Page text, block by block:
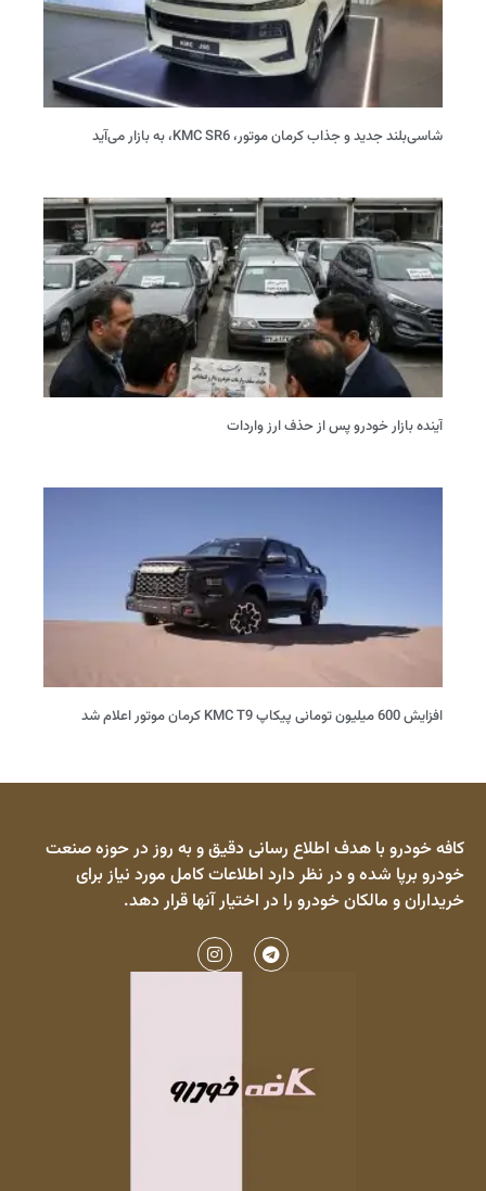
شاسی‌بلند جدید و جذاب کرمان موتور، KMC SR6، به بازار می‌آید
آینده بازار خودرو پس از حذف ارز واردات
افزایش 600 میلیون تومانی پیکاپ KMC T9 کرمان موتور اعلام شد
کافه خودرو با هدف اطلاع رسانی دقیق و به روز در حوزه صنعت
خودرو برپا شده و در نظر دارد اطلاعات کامل مورد نیاز برای
خریداران و مالکان خودرو را در اختیار آنها قرار دهد.